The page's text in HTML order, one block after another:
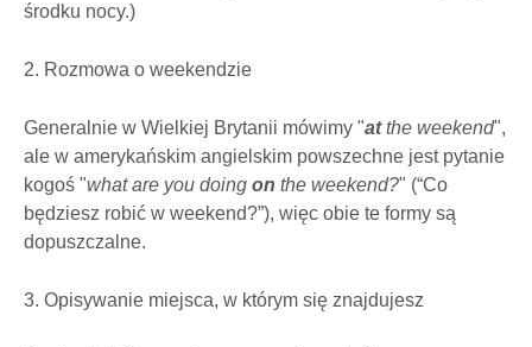
środku nocy.)
2. Rozmowa o weekendzie
Generalnie w Wielkiej Brytanii mówimy "atthe weekend",
ale w amerykańskim angielskim powszechne jest pytanie
kogoś "what are you doing on the weekend?" (“Co
będziesz robić w weekend?”), więc obie te formy są
dopuszczalne.
3. Opisywanie miejsca, w którym się znajdujesz